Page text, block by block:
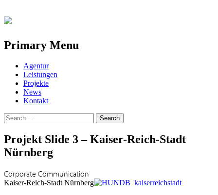
Primary Menu
Skip
content
Agentur
Leistungen
Projekte
News
Kontakt
Search
for:
Projekt Slide 3 – Kaiser-Reich-Stadt
Nürnberg
Corporate Communication
Kaiser-Reich-Stadt Nürnberg